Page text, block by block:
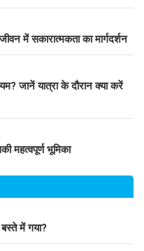
में सकारात्मकता का मार्गदर्शन
जानें यात्रा के दौरान क्या करें
महत्वपूर्ण भूमिका
में गया?